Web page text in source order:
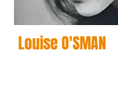
Louise O'SMAN